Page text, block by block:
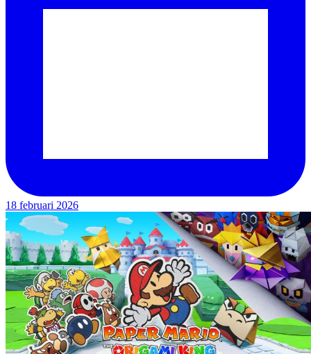
18 februari 2026